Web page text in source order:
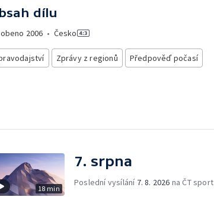
dílu
2006 • Česko
Zprávy z regionů Předpověď počasí
18 min
7. srpna
Poslední vysílání 7. 8. 2026 na ČT sport